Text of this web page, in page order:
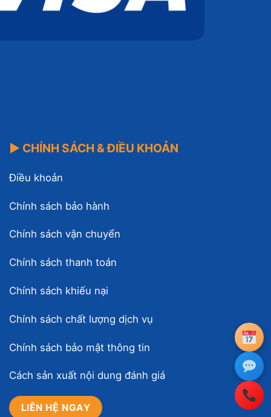
▶ CHÍNH SÁCH & ĐIỀU KHOẢN
Điều khoản
Chính sách bảo hành
Chính sách vận chuyển
Chính sách thanh toán
Chính sách khiếu nại
Chính sách chất lượng dịch vụ
Chính sách bảo mật thông tin
Cách sản xuất nội dung đánh giá
LIÊN HỆ NGAY